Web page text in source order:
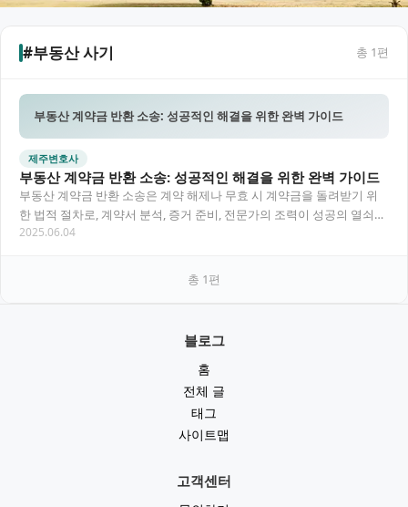
#부동산 사기 총 1편
부동산 계약금 반환 소송: 성공적인 해결을 위한 완벽 가이드
제주변호사
부동산 계약금 반환 소송: 성공적인 해결을 위한 완벽 가이드
부동산 계약금 반환 소송은 계약 해제나 무효 시 계약금을 돌려받기 위
한 법적 절차로, 계약서 분석, 증거 준비, 전문가의 조력이 성공의 열쇠입
니다. 특히 제주 지역의 부동산 거래는…
2025.06.04
총 1편
블로그
홈
전체 글
태그
사이트맵
고객센터